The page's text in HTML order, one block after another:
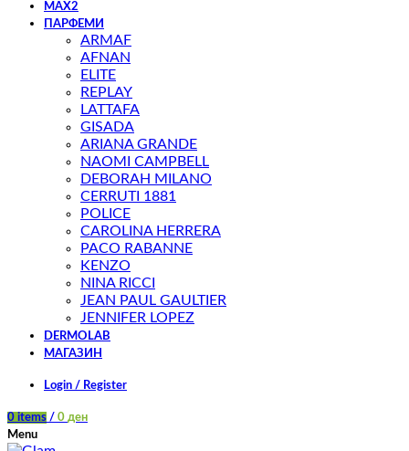
MAX2
ПАРФЕМИ
ARMAF
AFNAN
ELITE
REPLAY
LATTAFA
GISADA
ARIANA GRANDE
NAOMI CAMPBELL
DEBORAH MILANO
CERRUTI 1881
POLICE
CAROLINA HERRERA
PACO RABANNE
KENZO
NINA RICCI
JEAN PAUL GAULTIER
JENNIFER LOPEZ
DERMOLAB
МАГАЗИН
Login / Register
0 items / 0 ден
Menu